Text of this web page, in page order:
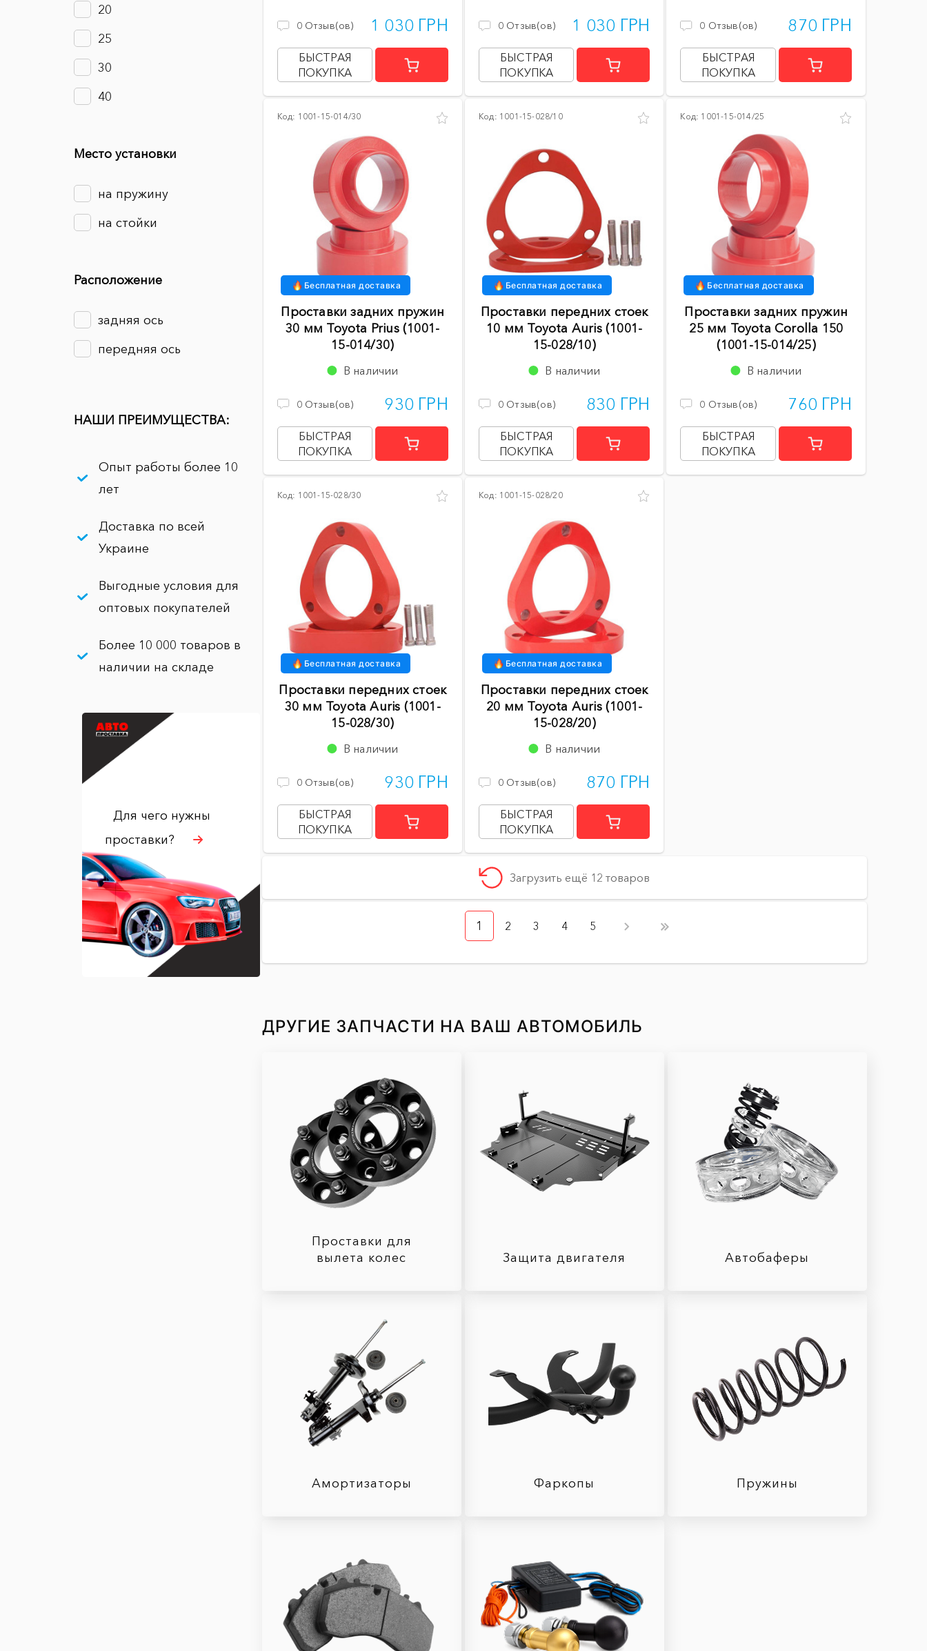
20
25
30
40
Место установки
на пружину
на стойки
Расположение
задняя ось
передняя ось
НАШИ ПРЕИМУЩЕСТВА:
Опыт работы более 10
лет
Доставка по всей
Украине
Выгодные условия для
оптовых покупателей
Более 10 000 товаров в
наличии на складе
Для чего нужны
проставки?
0 Отзыв(ов) 1 030 ГРН
БЫСТРАЯ
ПОКУПКА
0 Отзыв(ов) 1 030 ГРН
БЫСТРАЯ
ПОКУПКА
0 Отзыв(ов) 870 ГРН
БЫСТРАЯ
ПОКУПКА
Код: 1001-15-014/30
Бесплатная доставка
Проставки задних пружин
30 мм Toyota Prius (1001-
15-014/30)
В наличии
0 Отзыв(ов) 930 ГРН
БЫСТРАЯ
ПОКУПКА
Код: 1001-15-028/10
Бесплатная доставка
Проставки передних стоек
10 мм Toyota Auris (1001-
15-028/10)
В наличии
0 Отзыв(ов) 830 ГРН
БЫСТРАЯ
ПОКУПКА
Код: 1001-15-014/25
Бесплатная доставка
Проставки задних пружин
25 мм Toyota Corolla 150
(1001-15-014/25)
В наличии
0 Отзыв(ов) 760 ГРН
БЫСТРАЯ
ПОКУПКА
Код: 1001-15-028/30
Бесплатная доставка
Проставки передних стоек
30 мм Toyota Auris (1001-
15-028/30)
В наличии
0 Отзыв(ов) 930 ГРН
БЫСТРАЯ
ПОКУПКА
Код: 1001-15-028/20
Бесплатная доставка
Проставки передних стоек
20 мм Toyota Auris (1001-
15-028/20)
В наличии
0 Отзыв(ов) 870 ГРН
БЫСТРАЯ
ПОКУПКА
Загрузить ещё 12 товаров
1 2 3 4 5
ДРУГИЕ ЗАПЧАСТИ НА ВАШ АВТОМОБИЛЬ
Проставки для
вылета колес
Защита двигателя Автобаферы
Амортизаторы Фаркопы Пружины